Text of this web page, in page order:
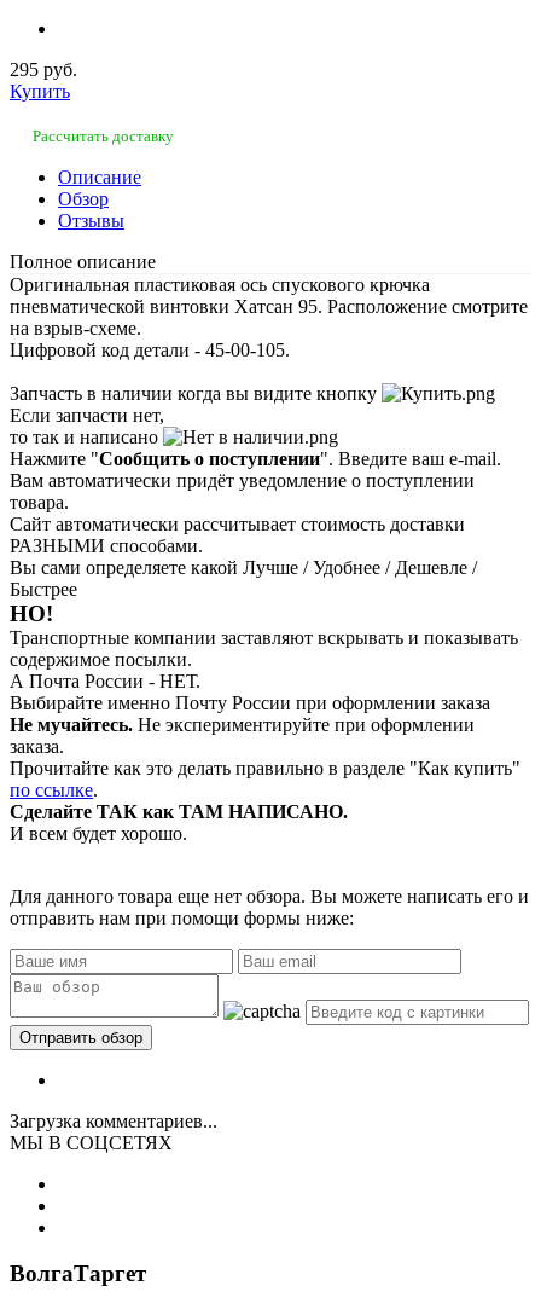
295 руб.
Купить
Рассчитать доставку
Описание
Обзор
Отзывы
Полное описание
Оригинальная пластиковая ось спускового крючка
пневматической винтовки Хатсан 95. Расположение смотрите
на взрыв-схеме.
Цифровой код детали - 45-00-105.
Запчасть в наличии когда вы видите кнопку
Если запчасти нет,
то так и написано
Нажмите "Сообщить о поступлении". Введите ваш e-mail.
Вам автоматически придёт уведомление о поступлении
товара.
Сайт автоматически рассчитывает стоимость доставки
РАЗНЫМИ способами.
Вы сами определяете какой Лучше / Удобнее / Дешевле /
Быстрее
НО!
Транспортные компании заставляют вскрывать и показывать
содержимое посылки.
А Почта России - НЕТ.
Выбирайте именно Почту России при оформлении заказа
Не мучайтесь. Не экспериментируйте при оформлении
заказа.
Прочитайте как это делать правильно в разделе "Как купить"
по ссылке.
Сделайте ТАК как ТАМ НАПИСАНО.
И всем будет хорошо.
Для данного товара еще нет обзора. Вы можете написать его и
отправить нам при помощи формы ниже:
Загрузка комментариев...
МЫ В СОЦСЕТЯХ
ВолгаТаргет